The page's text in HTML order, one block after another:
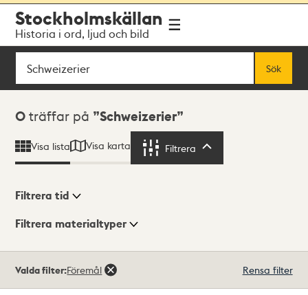
navigationen
huvudinnehållet
Stockholmskällan
Historia i ord, ljud och bild
Sök
Sök
Sökresultat
0 träffar på Schweizerier
Visa lista Visa karta Filtrera
Visningsläge
Filtrera tid
Filtrera materialtyper
träffar
Valda filter:Föremål Rensa filter